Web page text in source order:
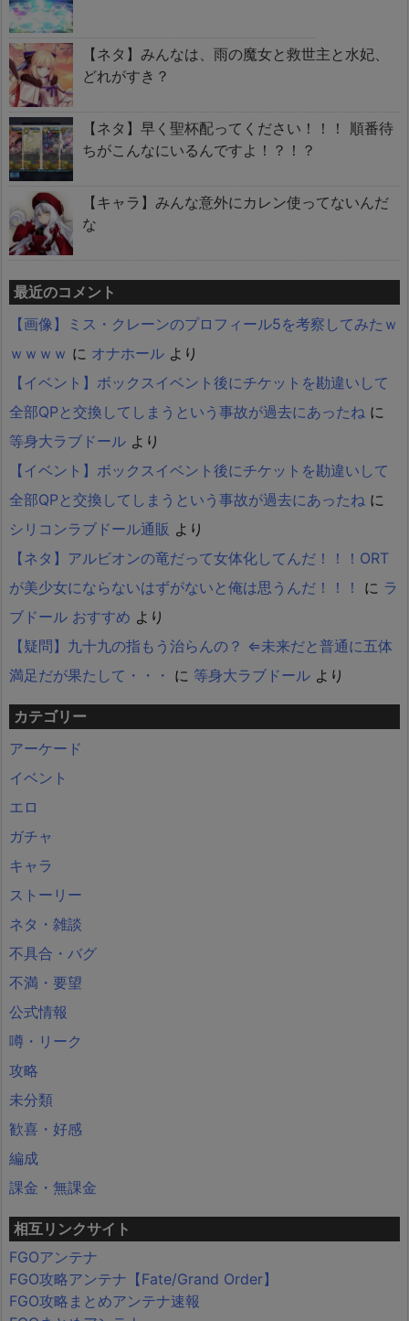
【ネタ】みんなは、雨の魔女と救世主と水妃、
どれがすき？
【ネタ】早く聖杯配ってください！！！ 順番待
ちがこんなにいるんですよ！？！？
【キャラ】みんな意外にカレン使ってないんだ
な
最近のコメント
【画像】ミス・クレーンのプロフィール5を考察してみたｗ
ｗｗｗｗ に オナホール より
【イベント】ボックスイベント後にチケットを勘違いして
全部QPと交換してしまうという事故が過去にあったね に
等身大ラブドール より
【イベント】ボックスイベント後にチケットを勘違いして
全部QPと交換してしまうという事故が過去にあったね に
シリコンラブドール通販 より
【ネタ】アルビオンの竜だって女体化してんだ！！！ORT
が美少女にならないはずがないと俺は思うんだ！！！
に ラ
ブドール おすすめ より
【疑問】九十九の指もう治らんの？ ⇐未来だと普通に五体
満足だが果たして・・・ に 等身大ラブドール より
カテゴリー
アーケード
イベント
エロ
ガチャ
キャラ
ストーリー
ネタ・雑談
不具合・バグ
不満・要望
公式情報
噂・リーク
攻略
未分類
歓喜・好感
編成
課金・無課金
相互リンクサイト
FGOアンテナ
FGO攻略アンテナ【Fate/Grand Order】
FGO攻略まとめアンテナ速報